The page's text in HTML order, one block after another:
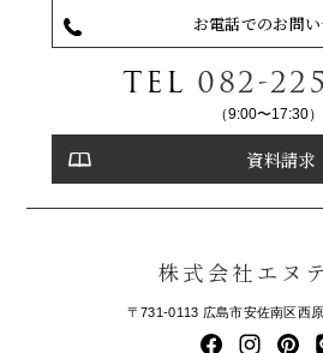
お電話でのお問
TEL 082-
（9:00〜17:30）
資料請求
株式会社エヌ
〒731-0113 広島市安佐南区西